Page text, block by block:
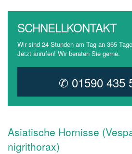
SCHNELLKONTAKT
Wir sind 24 Stunden am Tag an 365
Jetzt anrufen! Wir beraten Sie gerne.
✆ 01590 435
Asiatische Hornisse
nigrithorax)